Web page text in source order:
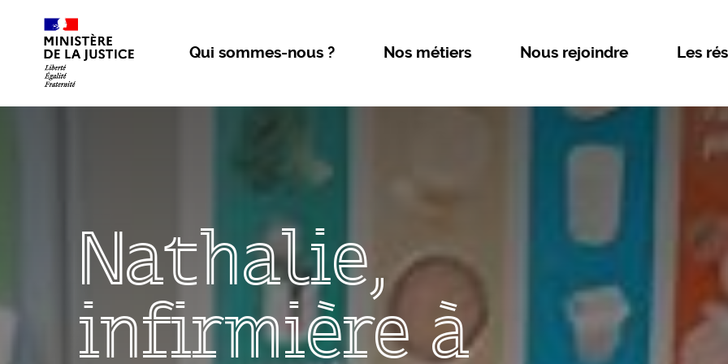
Aller au contenu
Qui sommes-nous ? Nos métiers Nous rejoindre Les
Nathalie,
infirmière à